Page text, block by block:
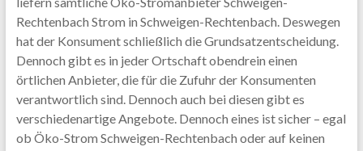
Rechtenbach Strom in Schweigen-Rechtenbach. Deswegen
hat der Konsument schließlich die Grundsatzentscheidung.
Dennoch gibt es in jeder Ortschaft obendrein einen
örtlichen Anbieter, die für die Zufuhr der Konsumenten
verantwortlich sind. Dennoch auch bei diesen gibt es
verschiedenartige Angebote. Dennoch eines ist sicher – egal
ob Öko-Strom Schweigen-Rechtenbach oder auf keinen